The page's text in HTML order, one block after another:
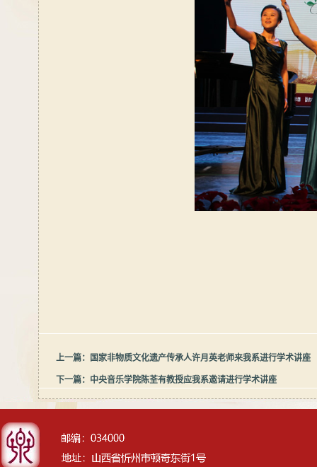
上一篇： 国家非物质文化遗产传承人许月英老师来我系进行学术讲座
下一篇： 中央音乐学院陈荃有教授应我系邀请进行学术讲座